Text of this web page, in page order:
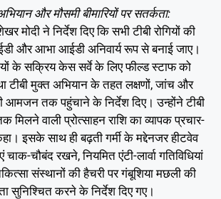
और मौसमी बीमारियों पर सतर्कता:
मोदी ने निर्देश दिए कि सभी टीबी रोगियों की
और आभा आईडी अनिवार्य रूप से बनाई जाए।
के सक्रिय केस सर्वे के लिए फील्ड स्टाफ को
टीबी मुक्त अभियान के तहत लक्षणों, जांच और
आमजन तक पहुंचाने के निर्देश दिए। उन्होंने टीबी
मिलने वाली प्रोत्साहन राशि का व्यापक प्रचार-
इसके साथ ही बढ़ती गर्मी के मद्देनजर हीटवेव
चौबंद रखने, नियमित एंटी-लार्वा गतिविधियां
संस्थानों की हैचरी पर गंबूशिया मछली की
सुनिश्चित करने के निर्देश दिए गए।